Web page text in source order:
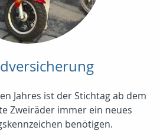
Jahres ist der Stichtag ab dem
Zweiräder immer ein neues
benötigen.